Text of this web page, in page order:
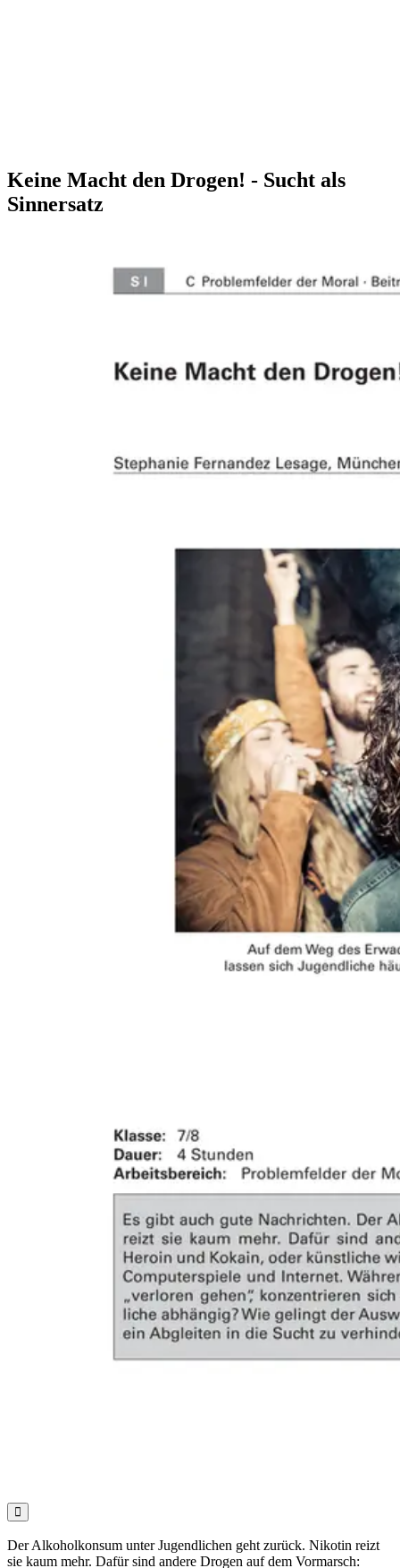
Keine Macht den Drogen! - Sucht als
Sinnersatz

Der Alkoholkonsum unter Jugendlichen geht zurück. Nikotin reizt
sie kaum mehr. Dafür sind andere Drogen auf dem Vormarsch: